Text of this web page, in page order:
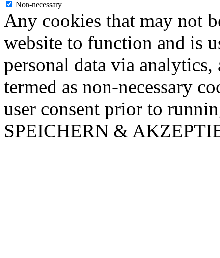
Non-necessary
Any cookies that may not
website to function and is
personal data via analytics,
termed as non-necessary
user consent prior to
SPEICHERN &